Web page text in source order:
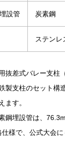
設管 炭素鋼
ステンレ
抜差式バレー支柱
製支柱のセット構
ます。
鋼埋設管は、
様で、公式大会